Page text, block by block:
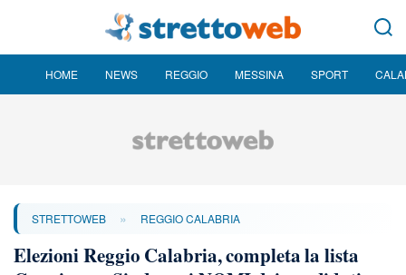
HOME NEWS REGGIO MESSINA SPORT
STRETTOWEB » REGGIO CALABRIA
Elezioni Reggio Calabria, completa la lista